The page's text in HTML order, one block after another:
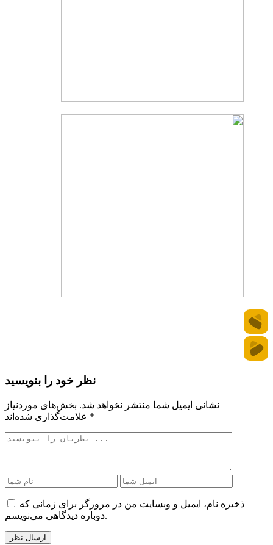
نظر خود را بنویسید
نشانی ایمیل شما منتشر نخواهد شد. بخش‌های موردنیاز
*
ذخیره نام، ایمیل و وبسایت من در مرورگر برای زمانی که
دوباره دیدگاهی می‌نویسم.